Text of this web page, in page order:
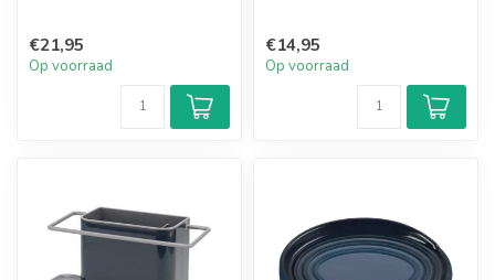
€21,95
Op voorraad
€14,95
Op voorraad